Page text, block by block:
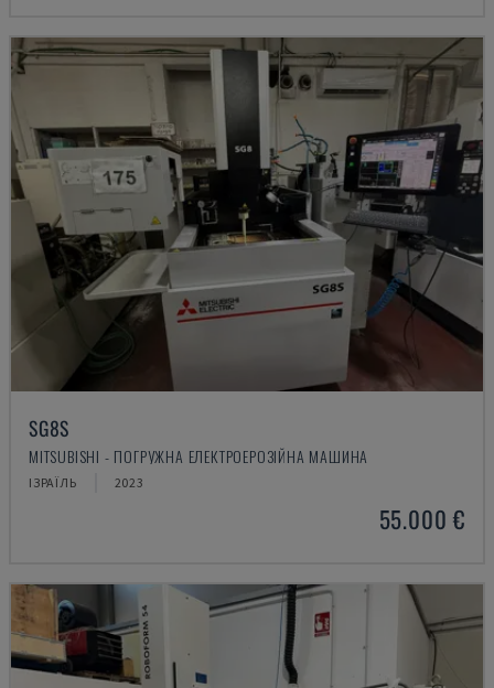
SG8S
MITSUBISHI - ПОГРУЖНА ЕЛЕКТРОЕРОЗІЙНА МАШИНА
ІЗРАЇЛЬ 2023
55.000 €